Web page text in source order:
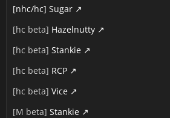
[nhc/hc] Sugar
[hc beta] Hazelnutty
[hc beta] Stankie
[hc beta] RCP
[hc beta] Vice
[M beta] Stankie